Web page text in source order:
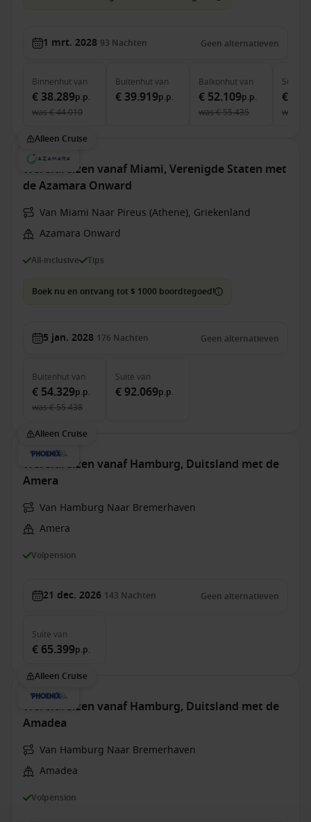
1 mrt. 2028 93 Nachten Geen alternatieven
Binnenhutvan
€ 38.289p.p.
was€ 44.010
Buitenhutvan
€ 39.919p.p.
Balkonhutvan
€ 52.109p.p.
was€ 55.435
Suite
€
was
Alleen Cruise
Wereldreizen vanaf Miami, Verenigde Staten met
de Azamara Onward
Van Miami Naar Pireus (Athene), Griekenland
Azamara Onward
All-inclusive Tips
Boek nu en ontvang tot $ 1000 boordtegoed!
5 jan. 2028 176 Nachten Geen alternatieven
Buitenhutvan
€ 54.329p.p.
was€ 55.438
Suite van
€ 92.069p.p.
Alleen Cruise
Wereldreizen vanaf Hamburg, Duitsland met de
Amera
Van Hamburg Naar Bremerhaven
Amera
Volpension
21 dec. 2026 143 Nachten Geen alternatieven
Suite van
€ 65.399p.p.
Alleen Cruise
Wereldreizen vanaf Hamburg, Duitsland met de
Amadea
Van Hamburg Naar Bremerhaven
Amadea
Volpension